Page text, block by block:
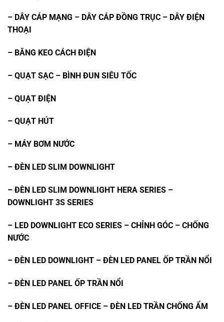
– DÂY CÁP MẠNG – DÂY CÁP ĐỒNG TRỤC – DÂY ĐIỆN
THOẠI
– BĂNG KEO CÁCH ĐIỆN
– QUẠT SẠC – BÌNH ĐUN SIÊU TỐC
– QUẠT ĐIỆN
– QUẠT HÚT
– MÁY BƠM NƯỚC
– ĐÈN LED SLIM DOWNLIGHT
– ĐÈN LED SLIM DOWNLIGHT HERA SERIES –
DOWNLIGHT 3S SERIES
– LED DOWNLIGHT ECO SERIES – CHỈNH GÓC – CHỐNG
NƯỚC
– ĐÈN LED DOWNLIGHT – ĐÈN LED PANEL ỐP TRẦN NỔI
– ĐÈN LED PANEL ỐP TRẦN NỔI
– ĐÈN LED PANEL OFFICE – ĐÈN LED TRẦN CHỐNG ẨM